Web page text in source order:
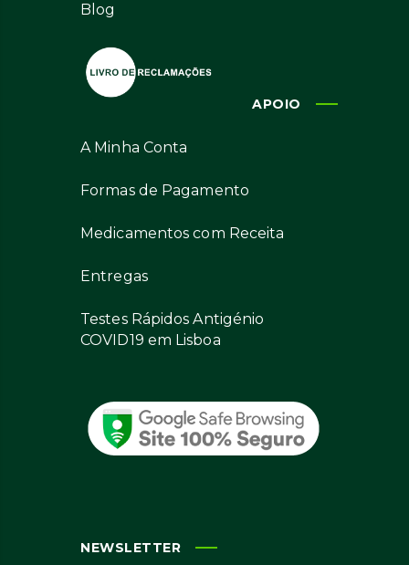
Blog
APOIO
A Minha Conta
Formas de Pagamento
Medicamentos com Receita
Entregas
Testes Rápidos Antigénio
COVID19 em Lisboa
NEWSLETTER